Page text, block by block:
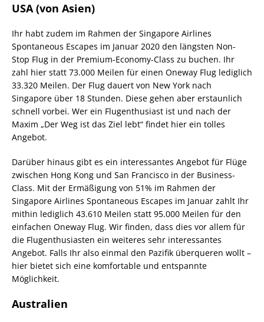
USA (von Asien)
Ihr habt zudem im Rahmen der Singapore Airlines
Spontaneous Escapes im Januar 2020 den längsten Non-
Stop Flug in der Premium-Economy-Class zu buchen. Ihr
zahl hier statt 73.000 Meilen für einen Oneway Flug lediglich
33.320 Meilen. Der Flug dauert von New York nach
Singapore über 18 Stunden. Diese gehen aber erstaunlich
schnell vorbei. Wer ein Flugenthusiast ist und nach der
Maxim „Der Weg ist das Ziel lebt“ findet hier ein tolles
Angebot.
Darüber hinaus gibt es ein interessantes Angebot für Flüge
zwischen Hong Kong und San Francisco in der Business-
Class. Mit der Ermäßigung von 51% im Rahmen der
Singapore Airlines Spontaneous Escapes im Januar zahlt Ihr
mithin lediglich 43.610 Meilen statt 95.000 Meilen für den
einfachen Oneway Flug. Wir finden, dass dies vor allem für
die Flugenthusiasten ein weiteres sehr interessantes
Angebot. Falls Ihr also einmal den Pazifik überqueren wollt –
hier bietet sich eine komfortable und entspannte
Möglichkeit.
Australien